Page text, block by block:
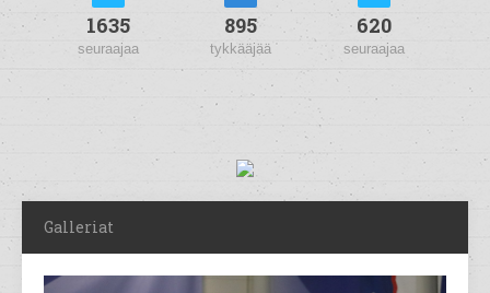
1635
seuraajaa
895
tykkääjää
620
seuraajaa
Galleriat